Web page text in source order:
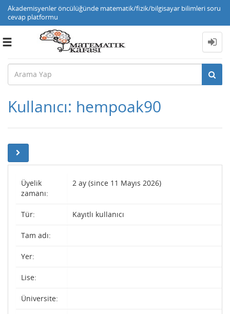
Akademisyenler öncülüğünde matematik/fizik/bilgisayar bilimleri soru
cevap platformu
Toggle
Kullanıcı: hempoak90
Üyelik
zamanı:
2 ay (since 11 Mayıs 2026)
Tür: Kayıtlı kullanıcı
Tam adı:
Yer:
Lise:
Üniversite: